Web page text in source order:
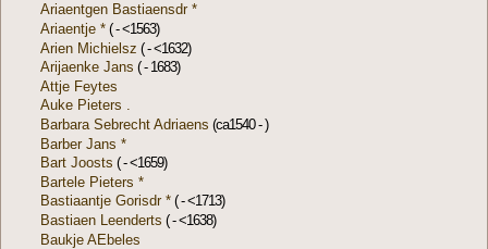
Ariaentgen Bastiaensdr *
Ariaentje * ( - <1563)
Arien Michielsz ( - <1632)
Arijaenke Jans ( - 1683)
Attje Feytes
Auke Pieters .
Barbara Sebrecht Adriaens (ca1540 - )
Barber Jans *
Bart Joosts ( - <1659)
Bartele Pieters *
Bastiaantje Gorisdr * ( - <1713)
Bastiaen Leenderts ( - <1638)
Baukje AEbeles